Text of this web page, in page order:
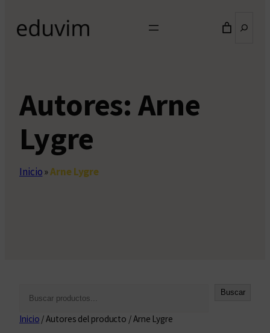
Autores:Arne
Lygre
Inicio»Arne Lygre
s
Buscar
Inicio / Autores del producto / Arne Lygre